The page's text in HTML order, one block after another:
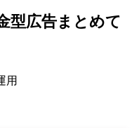
型広告まとめて
用